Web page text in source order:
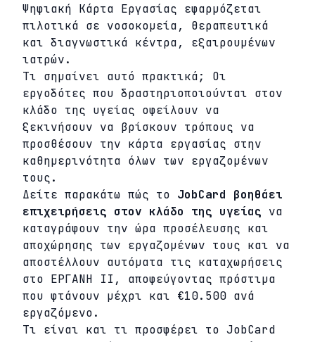
Ψηφιακή Κάρτα Εργασίας εφαρμόζεται
πιλοτικά σε νοσοκομεία, θεραπευτικά
και διαγνωστικά κέντρα, εξαιρουμένων
ιατρών.
Τι σημαίνει αυτό πρακτικά; Οι
εργοδότες που δραστηριοποιούνται στον
κλάδο της υγείας οφείλουν να
ξεκινήσουν να βρίσκουν τρόπους να
προσθέσουν την κάρτα εργασίας στην
καθημερινότητα όλων των εργαζομένων
τους.
Δείτε παρακάτω πώς το JobCard βοηθάει
επιχειρήσεις στον κλάδο της υγείας να
καταγράφουν την ώρα προσέλευσης και
αποχώρησης των εργαζομένων τους και να
αποστέλλουν αυτόματα τις καταχωρήσεις
στο ΕΡΓΑΝΗ ΙΙ, αποφεύγοντας πρόστιμα
που φτάνουν μέχρι και €10.500 ανά
εργαζόμενο.
Τι είναι και τι προσφέρει το JobCard